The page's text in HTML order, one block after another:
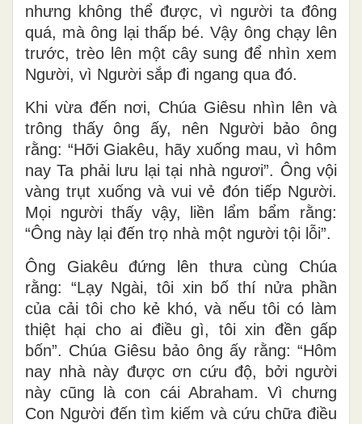
nhưng không thể được, vì người ta đông
quá, mà ông lại thấp bé. Vậy ông chạy lên
trước, trèo lên một cây sung để nhìn xem
Người, vì Người sắp đi ngang qua đó.
Khi vừa đến nơi, Chúa Giêsu nhìn lên và
trông thấy ông ấy, nên Người bảo ông
rằng: “Hỡi Giakêu, hãy xuống mau, vì hôm
nay Ta phải lưu lại tại nhà ngươi”. Ông vội
vàng trụt xuống và vui vẻ đón tiếp Người.
Mọi người thấy vậy, liền lẩm bẩm rằng:
“Ông này lại đến trọ nhà một người tội lỗi”.
Ông Giakêu đứng lên thưa cùng Chúa
rằng: “Lạy Ngài, tôi xin bố thí nửa phần
của cải tôi cho kẻ khó, và nếu tôi có làm
thiệt hại cho ai điều gì, tôi xin đền gấp
bốn”. Chúa Giêsu bảo ông ấy rằng: “Hôm
nay nhà này được ơn cứu độ, bởi người
này cũng là con cái Abraham. Vì chưng
Con Người đến tìm kiếm và cứu chữa điều